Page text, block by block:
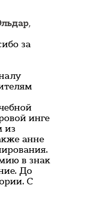
,
за
инге
из
анне
в знак
До
С